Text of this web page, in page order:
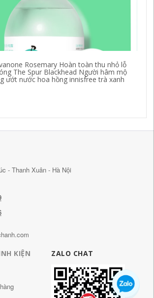
Rosemary Hoàn toàn thu nhỏ lỗ
The Spur Blackhead Người hâm mộ
ướt nước hoa hồng innisfree trà xanh
- Thanh Xuân - Hà Nội
KIỆN
ZALO CHAT